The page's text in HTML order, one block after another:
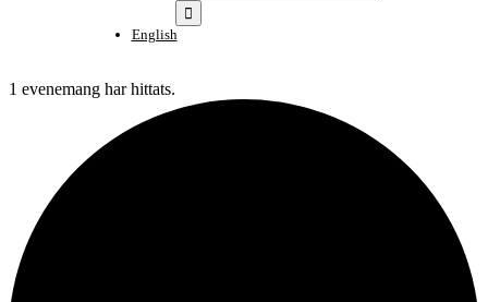
English
1 evenemang har hittats.